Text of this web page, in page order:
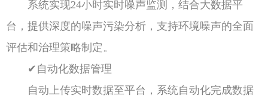
系统实现24小时实时噪声监测，结合大数据平
台，提供深度的噪声污染分析，支持环境噪声的全面
评估和治理策略制定。
✔自动化数据管理
自动上传实时数据至平台，系统自动化完成数据